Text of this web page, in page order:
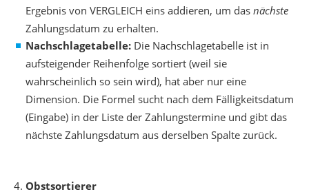
Ergebnis von VERGLEICH eins addieren, um das nächste
Zahlungsdatum zu erhalten.
Nachschlagetabelle: Die Nachschlagetabelle ist in
aufsteigender Reihenfolge sortiert (weil sie
wahrscheinlich so sein wird), hat aber nur eine
Dimension. Die Formel sucht nach dem Fälligkeitsdatum
(Eingabe) in der Liste der Zahlungstermine und gibt das
nächste Zahlungsdatum aus derselben Spalte zurück.
Obstsortierer